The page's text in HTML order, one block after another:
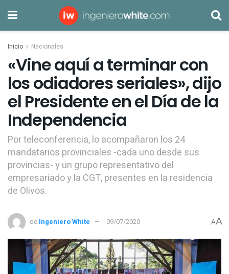
Inicio Nacionales
«Vine aquí a terminar con
los odiadores seriales», dijo
el Presidente en el Día de la
Independencia
Por teleconferencia, lo acompañaron los 24
mandatarios provinciales -cada uno desde sus
provincias- y un grupo representativo del
empresariado y la CGT, presentes en la residencia
de Olivos.
de Ingeniero White 09/07/2020 AA